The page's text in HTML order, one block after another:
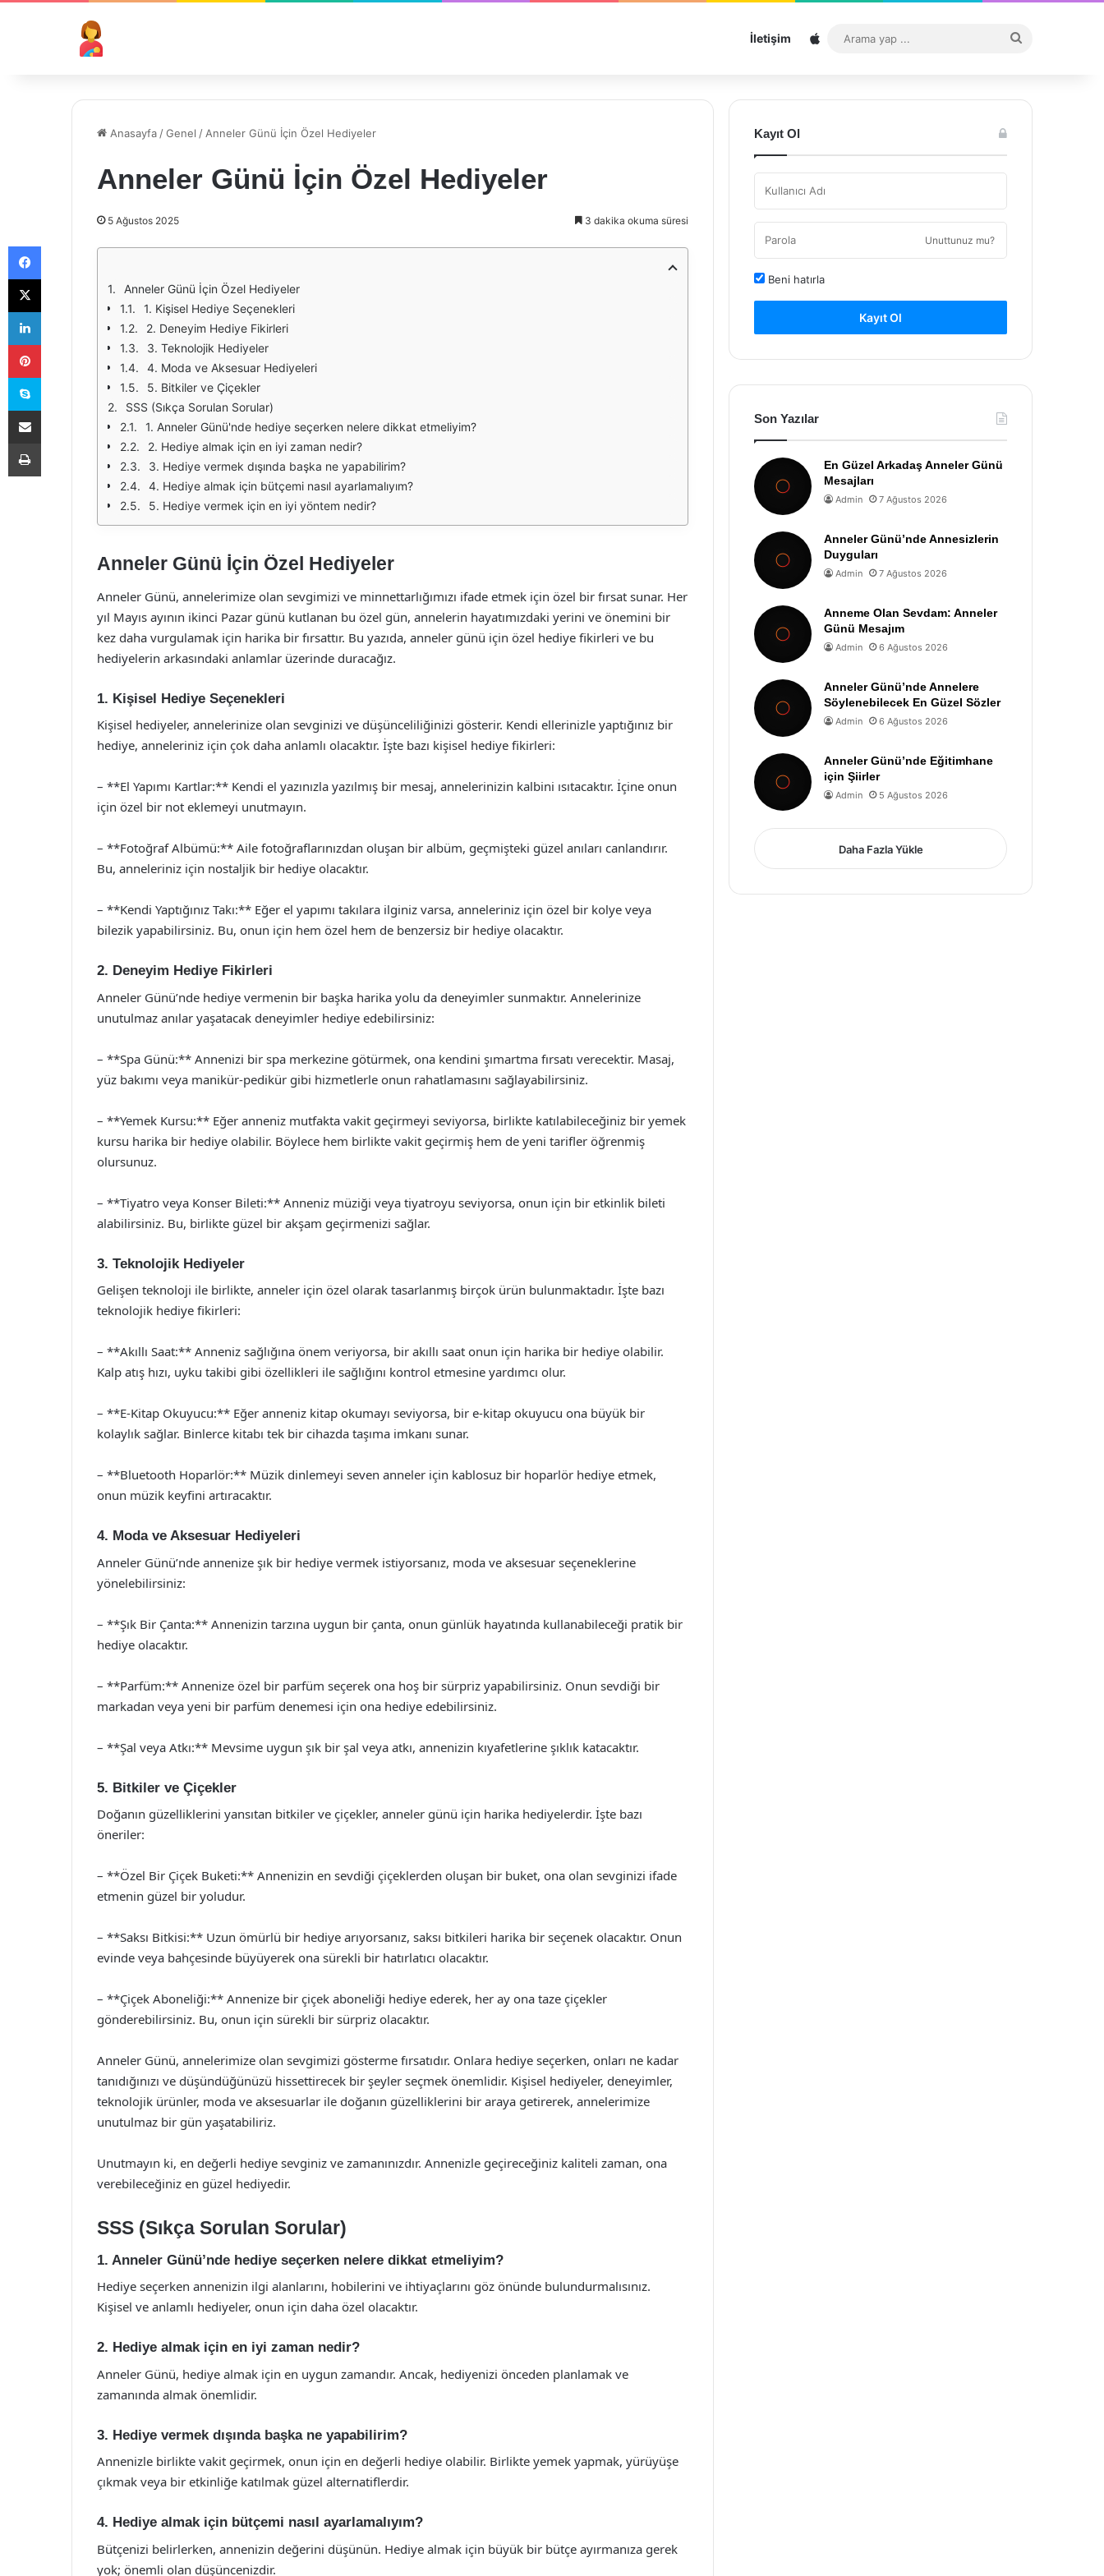
İletişim Sitemap
...
Anasayfa /Genel / Anneler Günü İçin Özel Hediyeler
Anneler Günü İçin Özel Hediyeler
5 Ağustos 2025 3 dakika okuma süresi
Anneler Günü İçin Özel Hediyeler
1. Kişisel Hediye Seçenekleri
2. Deneyim Hediye Fikirleri
3. Teknolojik Hediyeler
4. Moda ve Aksesuar Hediyeleri
5. Bitkiler ve Çiçekler
SSS (Sıkça Sorulan Sorular)
1. Anneler Günü'nde hediye seçerken nelere dikkat etmeliyim?
2. Hediye almak için en iyi zaman nedir?
3. Hediye vermek dışında başka ne yapabilirim?
4. Hediye almak için bütçemi nasıl ayarlamalıyım?
5. Hediye vermek için en iyi yöntem nedir?
Anneler Günü İçin Özel Hediyeler
Anneler Günü, annelerimize olan sevgimizi ve minnettarlığımızı ifade etmek için özel bir fırsat sunar. Her
yıl Mayıs ayının ikinci Pazar günü kutlanan bu özel gün, annelerin hayatımızdaki yerini ve önemini bir
kez daha vurgulamak için harika bir fırsattır. Bu yazıda, anneler günü için özel hediye fikirleri ve bu
hediyelerin arkasındaki anlamlar üzerinde duracağız.
1. Kişisel Hediye Seçenekleri
Kişisel hediyeler, annelerinize olan sevginizi ve düşünceliliğinizi gösterir. Kendi ellerinizle yaptığınız bir
hediye, anneleriniz için çok daha anlamlı olacaktır. İşte bazı kişisel hediye fikirleri:
– **El Yapımı Kartlar:** Kendi el yazınızla yazılmış bir mesaj, annelerinizin kalbini ısıtacaktır. İçine onun
için özel bir not eklemeyi unutmayın.
– **Fotoğraf Albümü:** Aile fotoğraflarınızdan oluşan bir albüm, geçmişteki güzel anıları canlandırır.
Bu, anneleriniz için nostaljik bir hediye olacaktır.
– **Kendi Yaptığınız Takı:** Eğer el yapımı takılara ilginiz varsa, anneleriniz için özel bir kolye veya
bilezik yapabilirsiniz. Bu, onun için hem özel hem de benzersiz bir hediye olacaktır.
2. Deneyim Hediye Fikirleri
Anneler Günü’nde hediye vermenin bir başka harika yolu da deneyimler sunmaktır. Annelerinize
unutulmaz anılar yaşatacak deneyimler hediye edebilirsiniz:
– **Spa Günü:** Annenizi bir spa merkezine götürmek, ona kendini şımartma fırsatı verecektir. Masaj,
yüz bakımı veya manikür-pedikür gibi hizmetlerle onun rahatlamasını sağlayabilirsiniz.
– **Yemek Kursu:** Eğer anneniz mutfakta vakit geçirmeyi seviyorsa, birlikte katılabileceğiniz bir yemek
kursu harika bir hediye olabilir. Böylece hem birlikte vakit geçirmiş hem de yeni tarifler öğrenmiş
olursunuz.
– **Tiyatro veya Konser Bileti:** Anneniz müziği veya tiyatroyu seviyorsa, onun için bir etkinlik bileti
alabilirsiniz. Bu, birlikte güzel bir akşam geçirmenizi sağlar.
3. Teknolojik Hediyeler
Gelişen teknoloji ile birlikte, anneler için özel olarak tasarlanmış birçok ürün bulunmaktadır. İşte bazı
teknolojik hediye fikirleri:
– **Akıllı Saat:** Anneniz sağlığına önem veriyorsa, bir akıllı saat onun için harika bir hediye olabilir.
Kalp atış hızı, uyku takibi gibi özellikleri ile sağlığını kontrol etmesine yardımcı olur.
– **E-Kitap Okuyucu:** Eğer anneniz kitap okumayı seviyorsa, bir e-kitap okuyucu ona büyük bir
kolaylık sağlar. Binlerce kitabı tek bir cihazda taşıma imkanı sunar.
– **Bluetooth Hoparlör:** Müzik dinlemeyi seven anneler için kablosuz bir hoparlör hediye etmek,
onun müzik keyfini artıracaktır.
4. Moda ve Aksesuar Hediyeleri
Anneler Günü’nde annenize şık bir hediye vermek istiyorsanız, moda ve aksesuar seçeneklerine
yönelebilirsiniz:
– **Şık Bir Çanta:** Annenizin tarzına uygun bir çanta, onun günlük hayatında kullanabileceği pratik bir
hediye olacaktır.
– **Parfüm:** Annenize özel bir parfüm seçerek ona hoş bir sürpriz yapabilirsiniz. Onun sevdiği bir
markadan veya yeni bir parfüm denemesi için ona hediye edebilirsiniz.
– **Şal veya Atkı:** Mevsime uygun şık bir şal veya atkı, annenizin kıyafetlerine şıklık katacaktır.
5. Bitkiler ve Çiçekler
Doğanın güzelliklerini yansıtan bitkiler ve çiçekler, anneler günü için harika hediyelerdir. İşte bazı
öneriler:
– **Özel Bir Çiçek Buketi:** Annenizin en sevdiği çiçeklerden oluşan bir buket, ona olan sevginizi ifade
etmenin güzel bir yoludur.
– **Saksı Bitkisi:** Uzun ömürlü bir hediye arıyorsanız, saksı bitkileri harika bir seçenek olacaktır. Onun
evinde veya bahçesinde büyüyerek ona sürekli bir hatırlatıcı olacaktır.
– **Çiçek Aboneliği:** Annenize bir çiçek aboneliği hediye ederek, her ay ona taze çiçekler
gönderebilirsiniz. Bu, onun için sürekli bir sürpriz olacaktır.
Anneler Günü, annelerimize olan sevgimizi gösterme fırsatıdır. Onlara hediye seçerken, onları ne kadar
tanıdığınızı ve düşündüğünüzü hissettirecek bir şeyler seçmek önemlidir. Kişisel hediyeler, deneyimler,
teknolojik ürünler, moda ve aksesuarlar ile doğanın güzelliklerini bir araya getirerek, annelerimize
unutulmaz bir gün yaşatabiliriz.
Unutmayın ki, en değerli hediye sevginiz ve zamanınızdır. Annenizle geçireceğiniz kaliteli zaman, ona
verebileceğiniz en güzel hediyedir.
SSS (Sıkça Sorulan Sorular)
1. Anneler Günü’nde hediye seçerken nelere dikkat etmeliyim?
Hediye seçerken annenizin ilgi alanlarını, hobilerini ve ihtiyaçlarını göz önünde bulundurmalısınız.
Kişisel ve anlamlı hediyeler, onun için daha özel olacaktır.
2. Hediye almak için en iyi zaman nedir?
Anneler Günü, hediye almak için en uygun zamandır. Ancak, hediyenizi önceden planlamak ve
zamanında almak önemlidir.
3. Hediye vermek dışında başka ne yapabilirim?
Annenizle birlikte vakit geçirmek, onun için en değerli hediye olabilir. Birlikte yemek yapmak, yürüyüşe
çıkmak veya bir etkinliğe katılmak güzel alternatiflerdir.
4. Hediye almak için bütçemi nasıl ayarlamalıyım?
Bütçenizi belirlerken, annenizin değerini düşünün. Hediye almak için büyük bir bütçe ayırmanıza gerek
yok; önemli olan düşüncenizdir.
Kayıt Ol
Unuttunuz mu?
Beni hatırla
Kayıt Ol
Son Yazılar
En Güzel Arkadaş Anneler Günü
Mesajları
Admin 7 Ağustos 2026
Anneler Günü’nde Annesizlerin
Duyguları
Admin 7 Ağustos 2026
Anneme Olan Sevdam: Anneler
Günü Mesajım
Admin 6 Ağustos 2026
Anneler Günü’nde Annelere
Söylenebilecek En Güzel Sözler
Admin 6 Ağustos 2026
Anneler Günü’nde Eğitimhane
için Şiirler
Admin 5 Ağustos 2026
Daha Fazla Yükle
Facebook
X
LinkedIn
Pinterest
Skype
E-Posta ile paylaş